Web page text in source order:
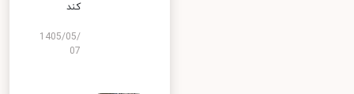
کند
1405/05/
07